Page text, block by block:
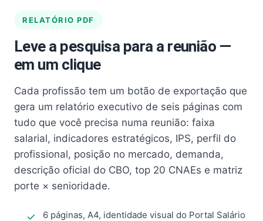
RELATÓRIO PDF
Leve a pesquisa para a reunião —
em um clique
Cada profissão tem um botão de exportação que
gera um relatório executivo de seis páginas com
tudo que você precisa numa reunião: faixa
salarial, indicadores estratégicos, IPS, perfil do
profissional, posição no mercado, demanda,
descrição oficial do CBO, top 20 CNAEs e matriz
porte × senioridade.
6 páginas, A4, identidade visual do Portal Salário